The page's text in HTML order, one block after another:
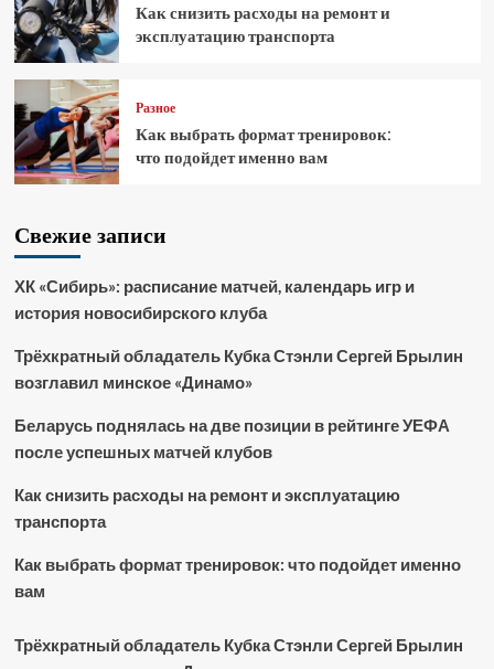
Как снизить расходы на ремонт и
эксплуатацию транспорта
Разное
Как выбрать формат тренировок:
что подойдет именно вам
Свежие записи
ХК «Сибирь»: расписание матчей, календарь игр и
история новосибирского клуба
Трёхкратный обладатель Кубка Стэнли Сергей Брылин
возглавил минское «Динамо»
Беларусь поднялась на две позиции в рейтинге УЕФА
после успешных матчей клубов
Как снизить расходы на ремонт и эксплуатацию
транспорта
Как выбрать формат тренировок: что подойдет именно
вам
Трёхкратный обладатель Кубка Стэнли Сергей Брылин